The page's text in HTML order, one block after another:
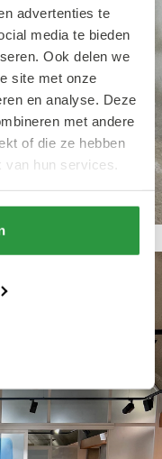
advertenties te
media te bieden
Ook delen we
site met onze
en analyse. Deze
met andere
of die ze hebben
hun services.